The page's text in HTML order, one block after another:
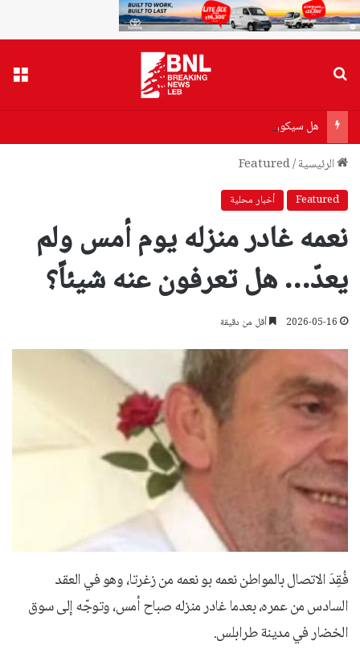
هل سيكون هناك أزمة بنزين أو مازوت؟
الرئيسية/
Featured
Featured أخبار محلية
نعمه غادر منزله يوم أمس ولم
يعدّ… هل تعرفون عنه شيئاً؟
2026-05-16 أقل من دقيقة
فُقِدَ الاتصال بالمواطن نعمه بو نعمه من زغرتا، وهو في العقد
السادس من عمره، بعدما غادر منزله صباح أمس، وتوجّه إلى سوق
الخضار في مدينة طرابلس.